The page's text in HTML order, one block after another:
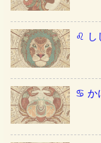
♌️
♋️